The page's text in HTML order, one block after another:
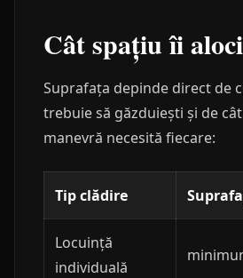
Cât spațiu îi aloci
Suprafața depinde direct de
trebuie să găzduiești și de
manevră necesită fiecare:
Tip clădire
Locuință
individuală